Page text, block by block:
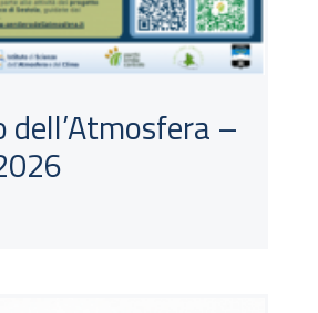
dell’Atmosfera –